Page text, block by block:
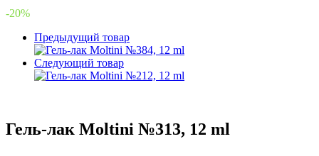
-20%
Предыдущий товар
Следующий товар
Гель-лак Moltini №313, 12 ml